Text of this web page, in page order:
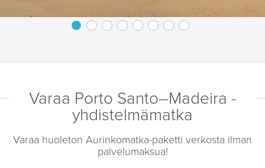
Varaa Porto Santo–Madeira -
yhdistelmämatka
Varaa huoleton Aurinkomatka-paketti verkosta ilman
palvelumaksua!